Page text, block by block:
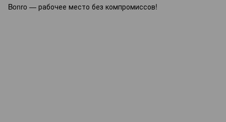
Bonro — рабочее место без компромиссов!